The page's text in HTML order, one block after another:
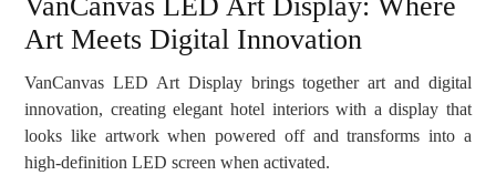
Art Meets Digital Innovation
VanCanvas LED Art Display brings together art and digital
innovation, creating elegant hotel interiors with a display that
looks like artwork when powered off and transforms into a
high-definition LED screen when activated.